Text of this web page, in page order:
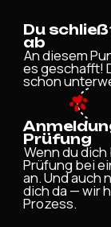
Du
ab
An diesem
es geschafft!
schon
Prüfung
Wenn du
Prüfung bei
an. Und auch
dich da — wir
Prozess.